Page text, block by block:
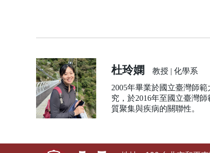
杜玲嫻
教授 | 化學系
2005年畢業於國立臺灣師
究，於2016年至國立臺灣
質聚集與疾病的關聯性。